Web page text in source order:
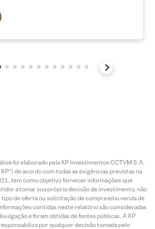
foi elaborado pela XP Investimentos CCTVM S.A.
de acordo com todas as exigências previstas na
tem como objetivo fornecer informações que
a tomar sua própria decisão de investimento, não
de oferta ou solicitação de compra e/ou venda de
contidas neste relatório são consideradas
e foram obtidas de fontes públicas. A XP
por qualquer decisão tomada pelo